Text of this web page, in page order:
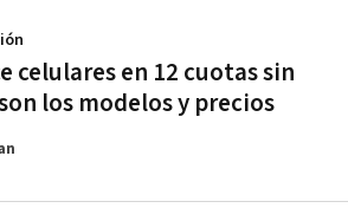
celulares en 12 cuotas sin
los modelos y precios